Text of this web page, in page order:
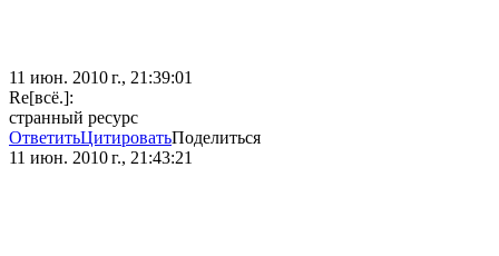
11 июн. 2010 г., 21:39:01
Re[всё.]:
странный ресурс
ОтветитьЦитироватьПоделиться
11 июн. 2010 г., 21:43:21